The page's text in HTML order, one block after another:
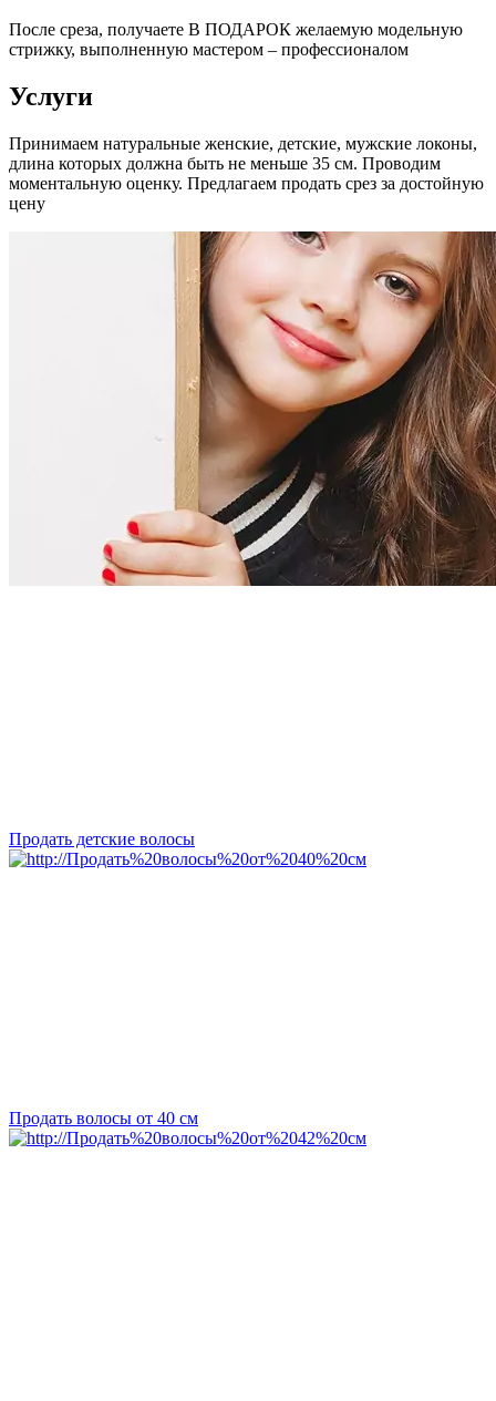
После среза, получаете В ПОДАРОК желаемую модельную
стрижку, выполненную мастером – профессионалом
Услуги
Принимаем натуральные женские, детские, мужские локоны,
длина которых должна быть не меньше 35 см. Проводим
моментальную оценку. Предлагаем продать срез за достойную
цену
Продать детские волосы
Продать волосы от 40 см